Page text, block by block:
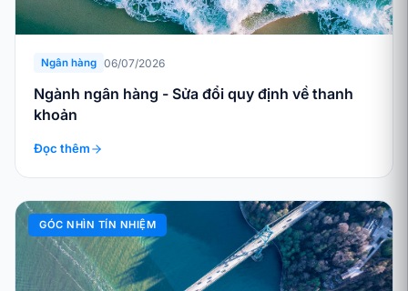
Ngân hàng 06/07/2026
Ngành ngân hàng - Sửa đổi quy định về thanh
khoản
Đọc thêm
GÓC NHÌN TÍN NHIỆM